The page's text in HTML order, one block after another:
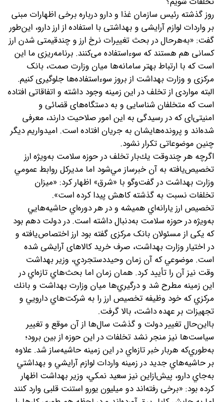
روز گذشته رئیس سازمان غذا و دارو درباره برخی اظهارات مبنی
بر واردات لوازم آرایشی و بهداشتی با استفاده از ارز دارو، این‌طور
گفت: «به‌هر‌حال در بحث تغییرات نرخ ارز و چندقیمتی شدن ارز
کسانی هم هستند که سوءاستفاده می‌کنند. برنامه‌ریزی ما این
است که با ارتباط بهتر سامانه‌ها میان وزارت صمت، بانک
مرکزی و وزارت بهداشت از بروز سوءاستفاده‌ها جلوگیری کنیم.
البته مواردی از تخلف در این زمینه وجود داشته و اتفاقاتی افتاده
است که متخلفان شناسایی و به دستگاه‌های قضائی و
امنیتی‌ای که در رسیدگی به این امور صلاحیت دارند، معرفی
شده‌اند و پرونده‌هایشان به جریان افتاده است. امیدواریم دیگر
چنین موضوعاتی تکرار نشود.
اگرچه هر چندوقت يك‌بار تخلف در حوزه سلامت به‌ويژه ارز
تخصيص‌يافته به آن خبرساز مي‌شود اما مديركل روابط عمومي
وزارت بهداشت در گفت‌وگو با «شرق» اظهار كرد: «ميزان
تخلفات نسبت به گذشته كاهش پيدا كرده است».
تخصيص ارز يارانه‌اي هميشه و در هر دوره‌اي حاشيه‌هايي
به‌ويژه در حوزه سلامت به‌دنبال داشته است. در دولت دهم بود
كه یکی از مسئولان بانک مرکزی گفته بود ارز اختصاص‌یافته و
در اختیار وزارت بهداشت، صرف خرید کالاهای آرایشی شده
است. موضوعي كه آن زمان وحيددستجردي، وزير بهداشت
وقت نيز آن را تأييد كرد. همان زمان اما بحث‌هاي تازه‌اي در
اين زمینه مطرح شد و درگيري‌ها ميان وزارت بهداشت و بانك
مركزي كه خود وظيفه تخصيص ارز را به شركت‌هاي دارويي و
تجهيزات بر عهده داشت، بالا گرفت.
بااين‌حال تغییر دولت و گذشت سال‌ها از آن موقع و تغییر
سياست‌ها نيز منجر نشد تخلفات در اين حوزه از بين برود؛
به‌طوري‌كه هربار خبر تازه‌اي در اين زمينه حاشيه‌ساز شد. علاوه
بر حاشيه‌‌هاي جديد در زمينه واردات لوازم آرايشي و بهداشتي
به‌جاي دارو، پيش‌ازاين نيز سعيد نمكي، وزير بهداشت اظهار
كرده بود: «برخی رفته‌اند دو میلیون یورو استنت قلبی وارد کنند